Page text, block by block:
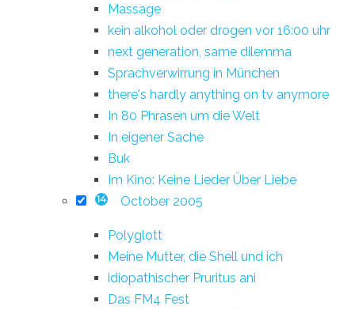
Massage
kein alkohol oder drogen vor 16:00 uhr
next generation, same dilemma
Sprachverwirrung in München
there's hardly anything on tv anymore
In 80 Phrasen um die Welt
In eigener Sache
Buk
Im Kino: Keine Lieder Über Liebe
14 October 2005
Polyglott
Meine Mutter, die Shell und ich
idiopathischer Pruritus ani
Das FM4 Fest